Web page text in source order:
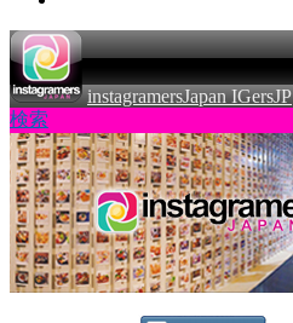
instagramersJapan IGersJP
検索